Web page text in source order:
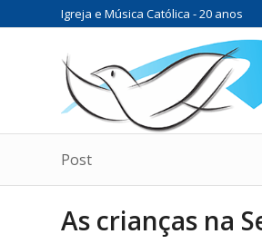
Igreja e Música Católica - 20 anos
Post
As crianças na